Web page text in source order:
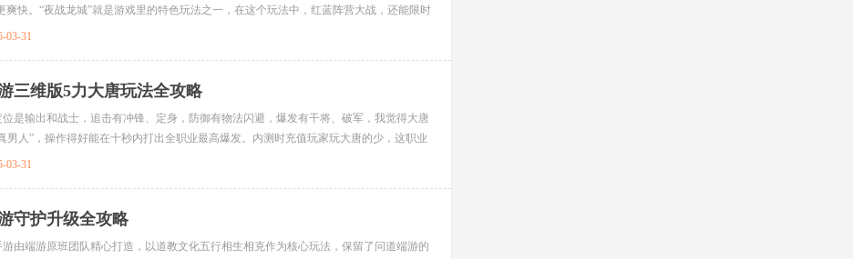
爽快。“夜战龙城”就是游戏里的特色玩法之一，在这个玩法中，红蓝阵营大战，还能限时
夜幕...
03-31
三维版5力大唐玩法全攻略
位是输出和战士，追击有冲锋、定身，防御有物法闪避，爆发有干将、破军，我觉得大唐
男人”，操作得好能在十秒内打出全职业最高爆发。内测时充值玩家玩大唐的少，这职业
我个人觉得...
03-31
守护升级全攻略
游由端游原班团队精心打造，以道教文化五行相生相克作为核心玩法，保留了问道端游的